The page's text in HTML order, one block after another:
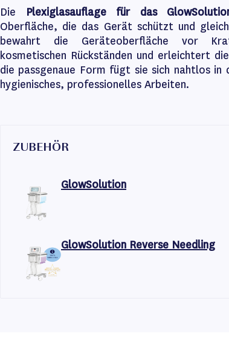
Die
Plexiglasauflage für das
Oberfläche, die das Gerät schützt und
bewahrt die Geräteoberfläche vor
kosmetischen Rückständen und erleichtert
die passgenaue Form fügt sie sich nahtlos
hygienisches, professionelles Arbeiten.
ZUBEHÖR
GlowSolution
GlowSolution Reverse Needling